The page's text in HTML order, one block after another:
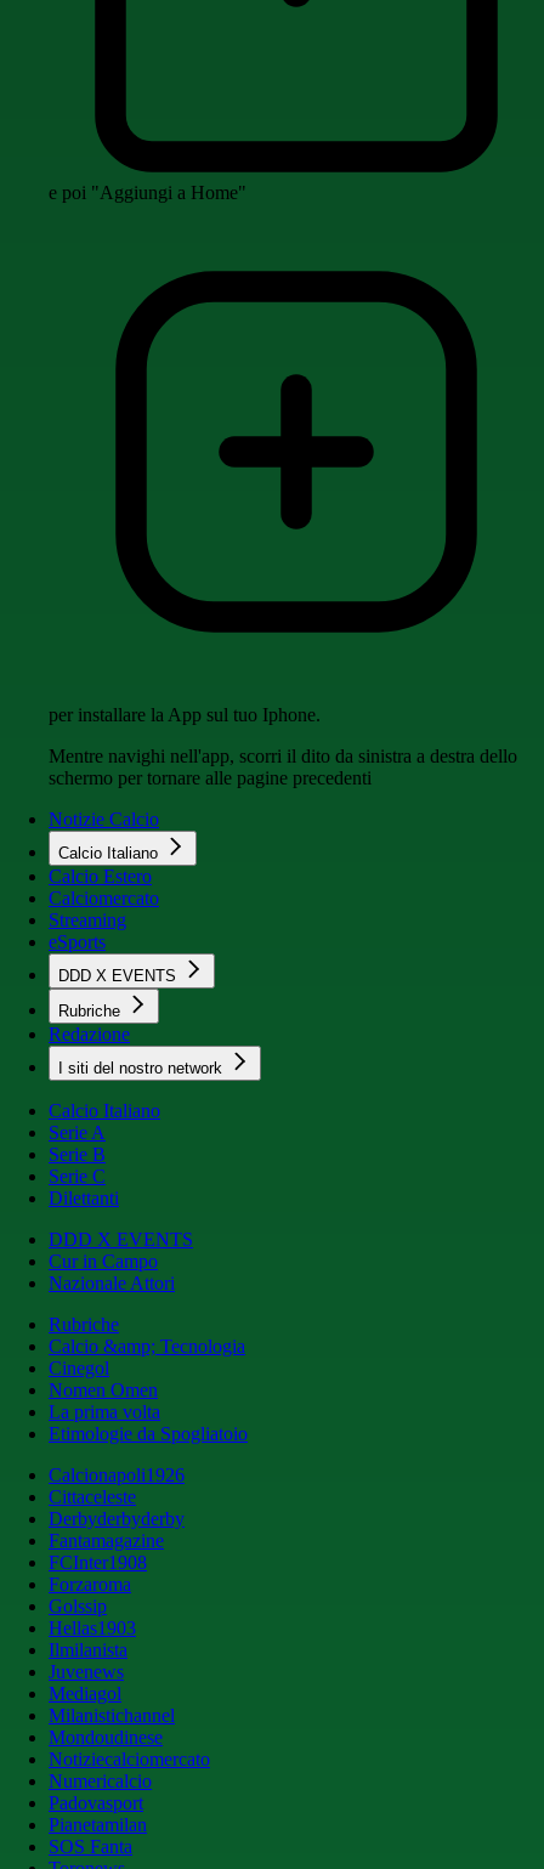
e poi "Aggiungi a Home"
per installare la App sul tuo Iphone.
Mentre navighi nell'app, scorri il dito da sinistra a destra dello
schermo per tornare alle pagine precedenti
Notizie Calcio
Calcio Italiano
Calcio Estero
Calciomercato
Streaming
eSports
DDD X EVENTS
Rubriche
Redazione
I siti del nostro network
Calcio Italiano
Serie A
Serie B
Serie C
Dilettanti
DDD X EVENTS
Cur in Campo
Nazionale Attori
Rubriche
Calcio &amp; Tecnologia
Cinegol
Nomen Omen
La prima volta
Etimologie da Spogliatoio
Calcionapoli1926
Cittaceleste
Derbyderbyderby
Fantamagazine
FCInter1908
Forzaroma
Golssip
Hellas1903
Ilmilanista
Juvenews
Mediagol
Milanistichannel
Mondoudinese
Notiziecalciomercato
Numericalcio
Padovasport
Pianetamilan
SOS Fanta